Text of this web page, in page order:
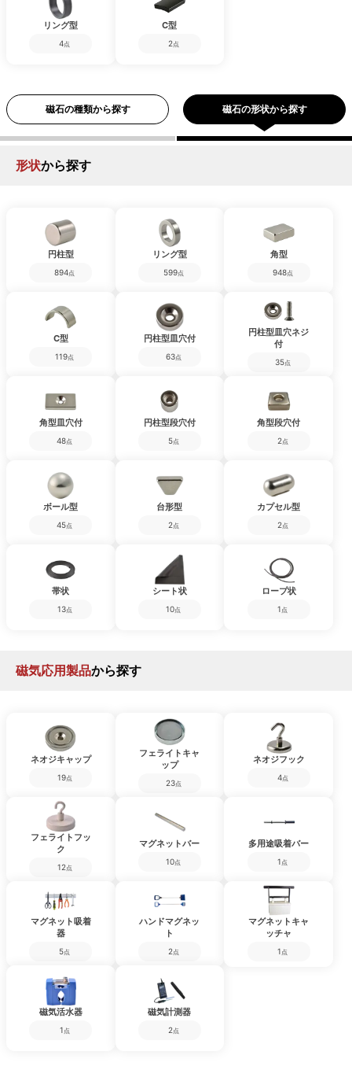
リング型
4点
C型
2点
磁石の種類から探す 磁石の形状から探す
形状から探す
円柱型
894点
リング型
599点
角型
948点
C型
119点
円柱型皿穴付
63点
円柱型皿穴ネジ
付
35点
角型皿穴付
48点
円柱型段穴付
5点
角型段穴付
2点
ボール型
45点
台形型
2点
カプセル型
2点
帯状
13点
シート状
10点
ロープ状
1 点
磁気応用製品から探す
ネオジキャップ
19点
フェライトキャ
ップ
23点
ネオジフック
4点
フェライトフッ
ク
12点
マグネットバー
10点
多用途吸着バー
1 点
マグネット吸着
器
5点
ハンドマグネッ
ト
2点
マグネットキャ
ッチャ
1 点
磁気活水器
1 点
磁気計測器
2点